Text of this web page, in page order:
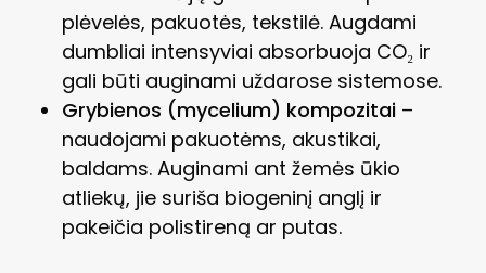
plėvelės, pakuotės, tekstilė. Augdami
dumbliai intensyviai absorbuoja CO₂ ir
gali būti auginami uždarose sistemose.
Grybienos (mycelium) kompozitai–
naudojami pakuotėms, akustikai,
baldams. Auginami ant žemės ūkio
atliekų, jie suriša biogeninį anglį ir
pakeičia polistireną ar putas.